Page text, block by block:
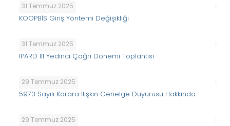
31 Temmuz 2025
KOOPBİS Giriş Yöntemi Değişikliği
31 Temmuz 2025
IPARD III Yedinci Çağrı Dönemi Toplantısı
29 Temmuz 2025
5973 Sayılı Karara İlişkin Genelge Duyurusu Hakkında
29 Temmuz 2025